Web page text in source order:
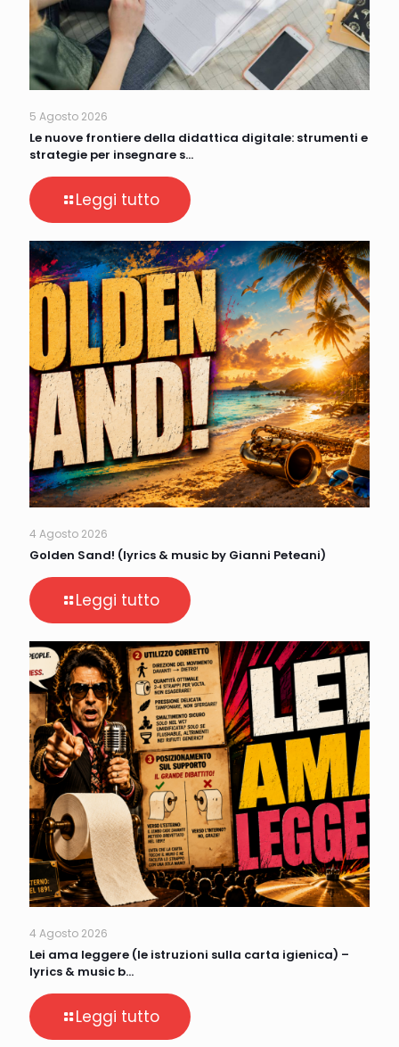
5 Agosto 2026
Le nuove frontiere della didattica digitale: strumenti e
strategie per insegnare s…
Leggi tutto
4 Agosto 2026
Golden Sand! (lyrics & music by Gianni Peteani)
Leggi tutto
4 Agosto 2026
Lei ama leggere (le istruzioni sulla carta igienica) –
lyrics & music b…
Leggi tutto